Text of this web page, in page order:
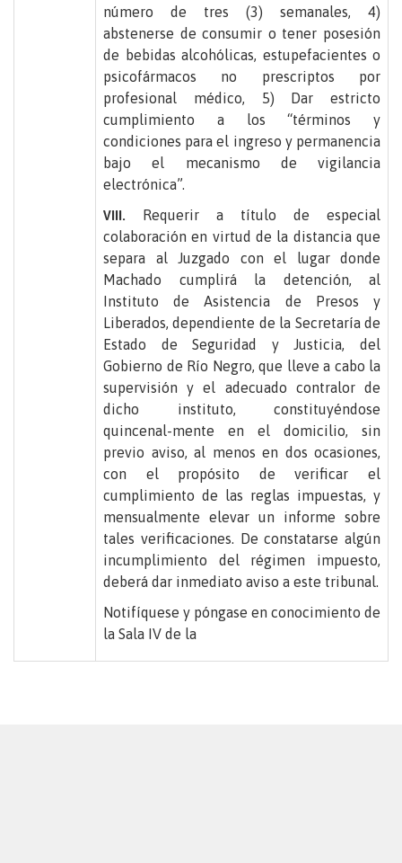
número de tres (3) semanales, 4)
abstenerse de consumir o tener posesión
de bebidas alcohólicas, estupefacientes o
psicofármacos no prescriptos por
profesional médico, 5) Dar estricto
cumplimiento a los “términos y
condiciones para el ingreso y permanencia
bajo el mecanismo de vigilancia
electrónica”.
VIII.
Requerir a título de especial
colaboración en virtud de la distancia que
separa al Juzgado con el lugar donde
Machado cumplirá la detención, al
Instituto de Asistencia de Presos y
Liberados, dependiente de la Secretaría de
Estado de Seguridad y Justicia, del
Gobierno de Río Negro, que lleve a cabo la
supervisión y el adecuado contralor de
dicho instituto, constituyéndose
quincenal-mente en el domicilio, sin
previo aviso, al menos en dos ocasiones,
con el propósito de verificar el
cumplimiento de las reglas impuestas, y
mensualmente elevar un informe sobre
tales verificaciones. De constatarse algún
incumplimiento del régimen impuesto,
deberá dar inmediato aviso a este tribunal.
Notifíquese y póngase en conocimiento de
la Sala IV de la